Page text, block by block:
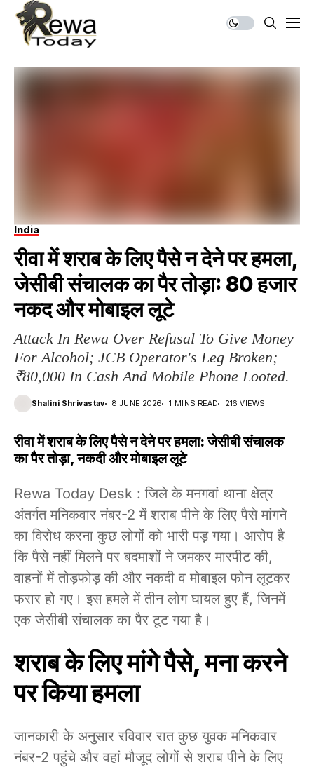
India
रीवा में शराब के लिए पैसे न देने पर हमला,
जेसीबी संचालक का पैर तोड़ा: 80 हजार
नकद और मोबाइल लूटे
Attack In Rewa Over Refusal To Give Money
For Alcohol; JCB Operator's Leg Broken;
₹80,000 In Cash And Mobile Phone Looted.
Shalini Shrivastav 8 JUNE 2026 1 MINS READ 216 VIEWS
रीवा में शराब के लिए पैसे न देने पर हमला: जेसीबी संचालक
का पैर तोड़ा, नकदी और मोबाइल लूटे
Rewa Today Desk : जिले के मनगवां थाना क्षेत्र
अंतर्गत मनिकवार नंबर-2 में शराब पीने के लिए पैसे मांगने
का विरोध करना कुछ लोगों को भारी पड़ गया। आरोप है
कि पैसे नहीं मिलने पर बदमाशों ने जमकर मारपीट की,
वाहनों में तोड़फोड़ की और नकदी व मोबाइल फोन लूटकर
फरार हो गए। इस हमले में तीन लोग घायल हुए हैं, जिनमें
एक जेसीबी संचालक का पैर टूट गया है।
शराब के लिए मांगे पैसे, मना करने
पर किया हमला
जानकारी के अनुसार रविवार रात कुछ युवक मनिकवार
नंबर-2 पहुंचे और वहां मौजूद लोगों से शराब पीने के लिए